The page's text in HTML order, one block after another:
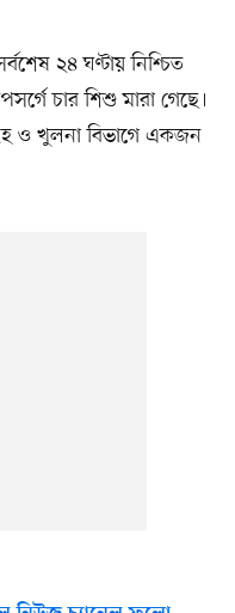
২৪ ঘণ্টায় নিশ্চিত
চার শিশু মারা গেছে।
ও খুলনা বিভাগে একজন